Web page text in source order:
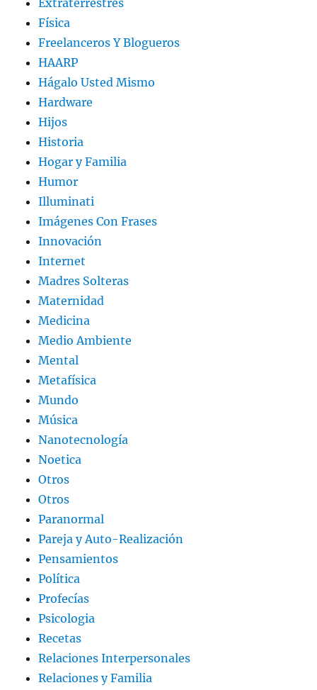
Extraterrestres
Física
Freelanceros Y Blogueros
HAARP
Hágalo Usted Mismo
Hardware
Hijos
Historia
Hogar y Familia
Humor
Illuminati
Imágenes Con Frases
Innovación
Internet
Madres Solteras
Maternidad
Medicina
Medio Ambiente
Mental
Metafísica
Mundo
Música
Nanotecnología
Noetica
Otros
Otros
Paranormal
Pareja y Auto-Realización
Pensamientos
Política
Profecías
Psicologia
Recetas
Relaciones Interpersonales
Relaciones y Familia